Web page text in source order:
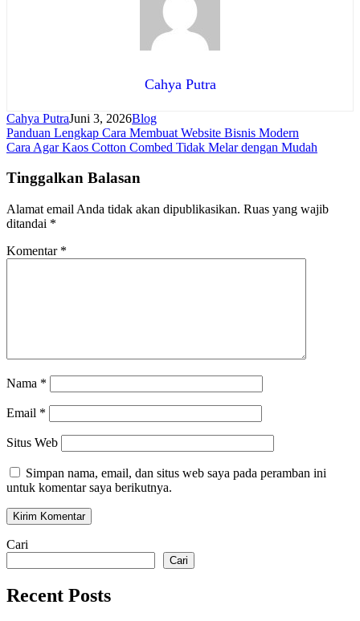
Cahya Putra
Cahya PutraJuni 3, 2026Blog
Navigasi
pos
Panduan Lengkap Cara Membuat Website Bisnis Modern
Cara Agar Kaos Cotton Combed Tidak Melar dengan Mudah
Tinggalkan Balasan
Alamat email Anda tidak akan dipublikasikan. Ruas yang wajib
ditandai *
Komentar *
Nama *
Email *
Situs Web
Simpan nama, email, dan situs web saya pada peramban ini
untuk komentar saya berikutnya.
Cari
Cari
Recent Posts